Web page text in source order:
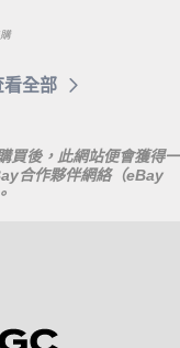
看全部
買後，此網站便會獲得一
合作夥伴網絡（eBay